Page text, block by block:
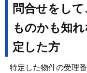
問合せをし
ものかも知
定した方
特定した物件の受理